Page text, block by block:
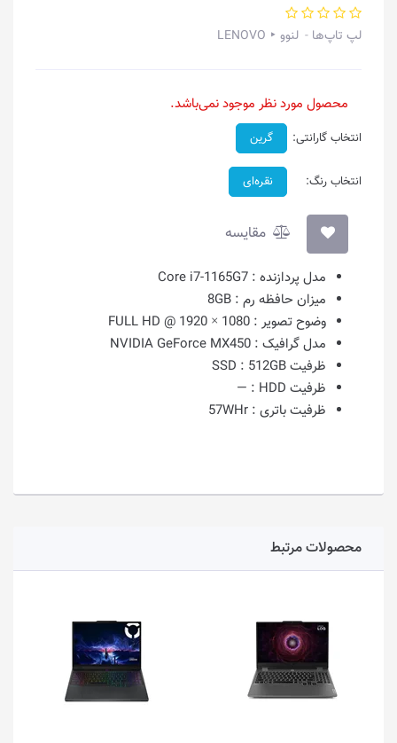
لپ تاپ‌ها لنوو ‣ LENOVO
محصول مورد نظر موجود نمی‌باشد.
انتخاب گارانتی: گرین
انتخاب رنگ: نقره‌ای
مقایسه
مدل پردازنده : Core i7-1165G7
میزان حافظه رم : 8GB
وضوح تصویر : 1080 × 1920 @ FULL HD
مدل گرافیک : NVIDIA GeForce MX450
ظرفیت SSD :512GB
ظرفیت HDD :
—
ظرفیت باتری : 57WHr
محصولات مرتبط